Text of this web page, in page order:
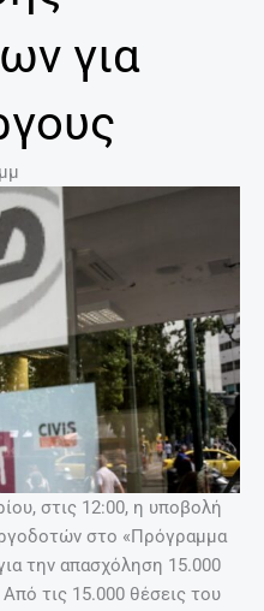
για
στις 12:00, η υποβολή
στο «Πρόγραμμα
την απασχόληση 15.000
τις 15.000 θέσεις του